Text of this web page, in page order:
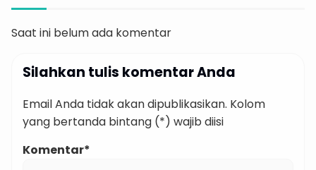
Saat ini belum ada komentar
Silahkan tulis komentar Anda
Email Anda tidak akan dipublikasikan. Kolom
yang bertanda bintang (*) wajib diisi
Komentar*